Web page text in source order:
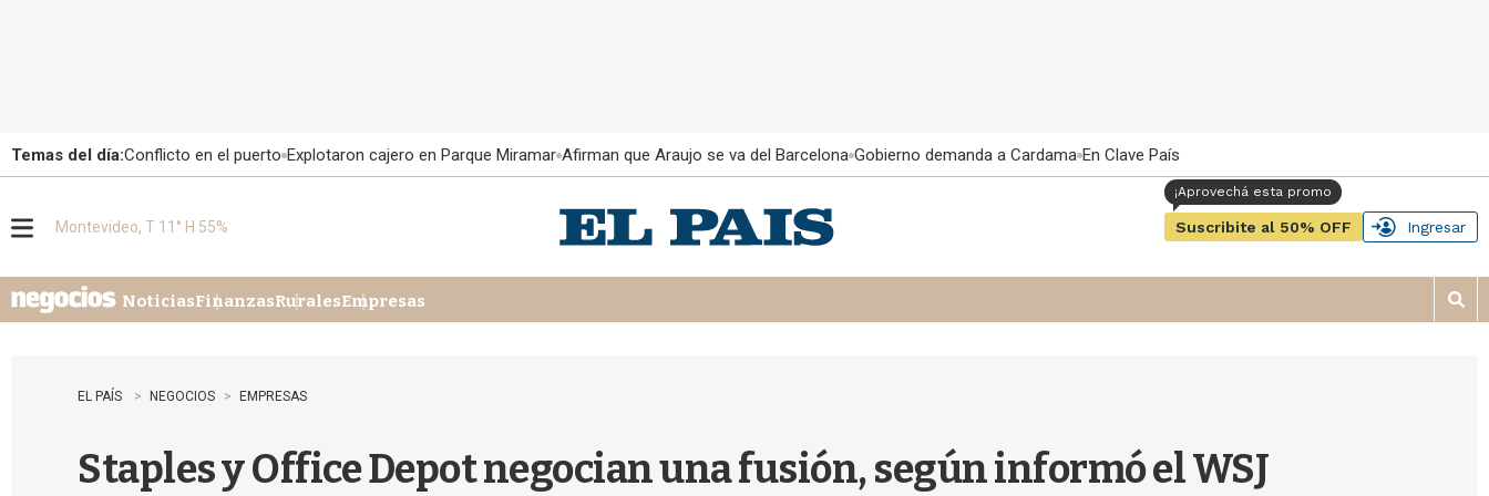
Temas del día:Conflicto en el puerto Explotaron cajero en Parque Miramar Afirman que Araujo se va del Barcelona Gobierno demanda a Cardama En Clave País
u
Montevideo, T 11° H 55% Suscribite al 50% OFF Ingresar
NoticiasFinanzasRuralesEmpresas
M
o
EL PAÍS NEGOCIOS EMPRESAS
Staples y Office Depot negocian una fusión, según informó el WSJ